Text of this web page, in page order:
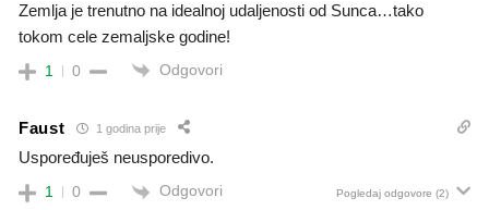
Zemlja je trenutno na idealnoj udaljenosti od Sunca…tako
tokom cele zemaljske godine!
1 0 Odgovori
Faust 1 godina prije
Uspoređuješ neusporedivo.
1 0 Odgovori Pogledaj odgovore (2)